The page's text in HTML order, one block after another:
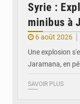
Syrie :
minibus à
6 août 2026
Une explosion
Jaramana, en
SAVOIR PLUS